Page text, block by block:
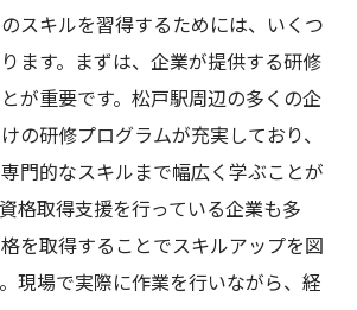
辺の充実した研修制度
が研修制度で得られるスキル
を活用した鉄筋工のキャリアアッ
後の就職支援とサポート
研修内容の紹介
修制度を選ぶ際のポイント
スキルを習得するためには、いくつ
ます。まずは、企業が提供する研修
が重要です。松戸駅周辺の多くの企
の研修プログラムが充実しており、
門的なスキルまで幅広く学ぶことが
格取得支援を行っている企業も多
を取得することでスキルアップを図
現場で実際に作業を行いながら、経